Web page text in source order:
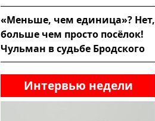
«Меньше, чем единица»? Нет,
больше чем просто посёлок!
Чульман в судьбе Бродского
Интервью недели